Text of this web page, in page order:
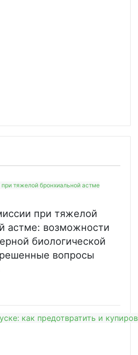
при тяжелой
астме: возможности
биологической
вопросы